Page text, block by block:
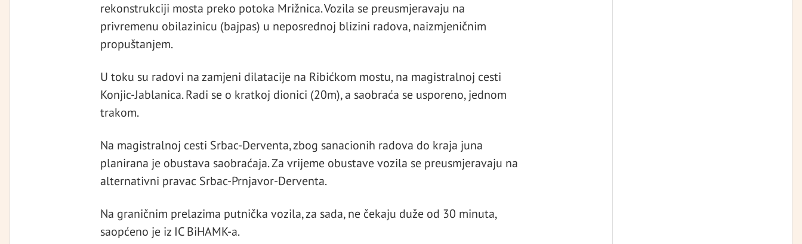
rekonstrukciji mosta preko potoka Mrižnica. Vozila se preusmjeravaju na
privremenu obilazinicu (bajpas) u neposrednoj blizini radova, naizmjeničnim
propuštanjem.
U toku su radovi na zamjeni dilatacije na Ribićkom mostu, na magistralnoj cesti
Konjic-Jablanica. Radi se o kratkoj dionici (20m), a saobraća se usporeno, jednom
trakom.
Na magistralnoj cesti Srbac-Derventa, zbog sanacionih radova do kraja juna
planirana je obustava saobraćaja. Za vrijeme obustave vozila se preusmjeravaju na
alternativni pravac Srbac-Prnjavor-Derventa.
Na graničnim prelazima putnička vozila, za sada, ne čekaju duže od 30 minuta,
saopćeno je iz IC BiHAMK-a.